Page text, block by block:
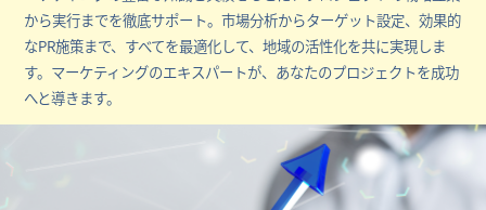
から実行までを徹底サポート。市場分析からターゲット設定、効果的
なPR施策まで、すべてを最適化して、地域の活性化を共に実現しま
す。マーケティングのエキスパートが、あなたのプロジェクトを成功
へと導きます。